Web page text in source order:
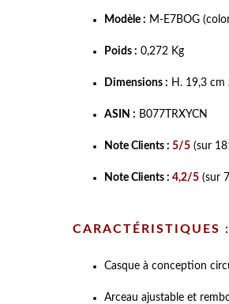
Modèle : M-E7BOG
Poids : 0,272 Kg
Dimensions : H. 19,3 cm
ASIN : B077TRXYCN
Note Clients : 5/5 (sur
Note Clients : 4,2/5 (sur
CARACTÉRISTIQUES :
Casque à conception
Arceau ajustable et